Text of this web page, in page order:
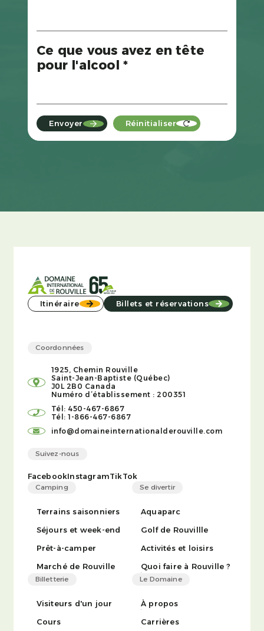
Ce que vous avez en tête
pour l'alcool *
Envoyer Réinitialiser
Itinéraire Billets et réservations
Coordonnées
1925, Chemin Rouville
Saint-Jean-Baptiste (Québec)
J0L 2B0 Canada
Numéro d’établissement : 200351
Tél: 450-467-6867
Tél: 1-866-467-6867
info@domaineinternationalderouville.com
Suivez-nous
FacebookInstagramTikTok
Camping
Terrains saisonniers
Séjours et week-end
Prêt-à-camper
Marché de Rouville
Se divertir
Aquaparc
Golf de Rouvillle
Activités et loisirs
Quoi faire à Rouville ?
Billetterie
Visiteurs d'un jour
Cours
Le Domaine
À propos
Carrières